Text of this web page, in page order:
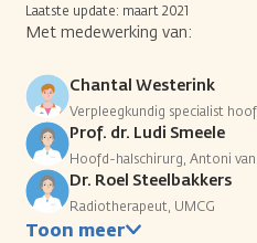
Laatste update: maart 2021
Met medewerking van:
Chantal Westerink
Verpleegkundig specialist
Prof. dr. Ludi Smeele
Hoofd-halschirurg, Antoni
Dr. Roel Steelbakkers
Radiotherapeut, UMCG
Toon meer